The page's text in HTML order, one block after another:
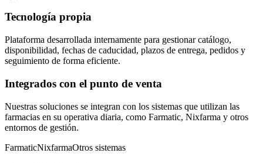
Tecnología propia
Plataforma desarrollada internamente para gestionar catálogo,
disponibilidad, fechas de caducidad, plazos de entrega, pedidos y
seguimiento de forma eficiente.
Integrados con el punto de venta
Nuestras soluciones se integran con los sistemas que utilizan las
farmacias en su operativa diaria, como Farmatic, Nixfarma y otros
entornos de gestión.
FarmaticNixfarmaOtros sistemas